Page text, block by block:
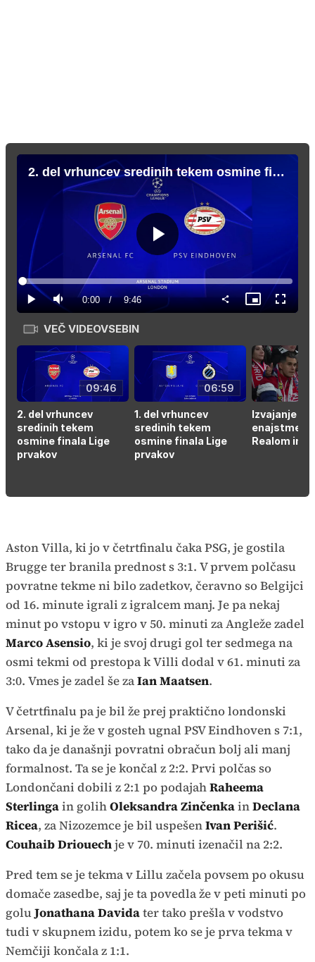
2. del vrhuncev sredinih tekem osmine finala Lige prvakov
Predvajaj
PredvajajTiho Current
Time
0:00 / Duration
9:46
Loaded:
1.69%
Slika
v
način
VEČ VIDEOVSEBIN
09:46
2. del vrhuncev
sredinih tekem
osmine finala Lige
prvakov
06:59
1. del vrhuncev
sredinih tekem
osmine finala Lige
prvakov
Izvajanje
Realom in
Aston Villa, ki jo v četrtfinalu čaka PSG, je gostila
Brugge ter branila prednost s 3:1. V prvem polčasu
povratne tekme ni bilo zadetkov, čeravno so Belgijci
od 16. minute igrali z igralcem manj. Je pa nekaj
minut po vstopu v igro v 50. minuti za Angleže zadel
Marco Asensio, ki je svoj drugi gol ter sedmega na
osmi tekmi od prestopa k Villi dodal v 61. minuti za
3:0. Vmes je zadel še zaIan Maatsen.
V četrtfinalu pa je bil že prej praktično londonski
Arsenal, ki je že v gosteh ugnal PSV Eindhoven s 7:1,
tako da je današnji povratni obračun bolj ali manj
formalnost. Ta se je končal z 2:2. Prvi polčas so
Londončani dobili z 2:1 po podajahRaheema
Sterlingain golihOleksandra ZinčenkainDeclana
Ricea, za Nizozemce je bil uspešenIvan Perišić.
Couhaib Driouechje v 70. minuti izenačil na 2:2.
Pred tem se je tekma v Lillu začela povsem po okusu
domače zasedbe, saj je ta povedla že v peti minuti po
goluJonathana Davidater tako prešla v vodstvo
tudi v skupnem izidu, potem ko se je prva tekma v
Nemčiji končala z 1:1.